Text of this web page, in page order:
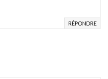
RÉPONDRE